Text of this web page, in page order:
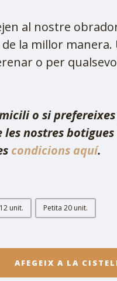
al nostre
la millor manera.
o per
o si
nostres
condicions aquí.
unit. Petita 20 unit.
AFEGEIX A LA